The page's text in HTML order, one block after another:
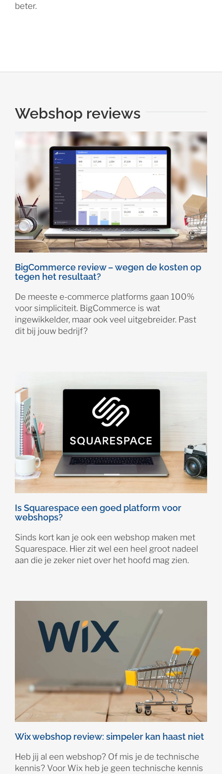
beter.
Webshop reviews
BigCommerce review – wegen de kosten op
tegen het resultaat?
De meeste e-commerce platforms gaan 100%
voor simpliciteit. BigCommerce is wat
ingewikkelder, maar ook veel uitgebreider. Past
dit bij jouw bedrijf?
Is Squarespace een goed platform voor
webshops?
Sinds kort kan je ook een webshop maken met
Squarespace. Hier zit wel een heel groot nadeel
aan die je zeker niet over het hoofd mag zien.
Wix webshop review: simpeler kan haast niet
Heb jij al een webshop? Of mis je de technische
kennis? Voor Wix heb je geen technische kennis